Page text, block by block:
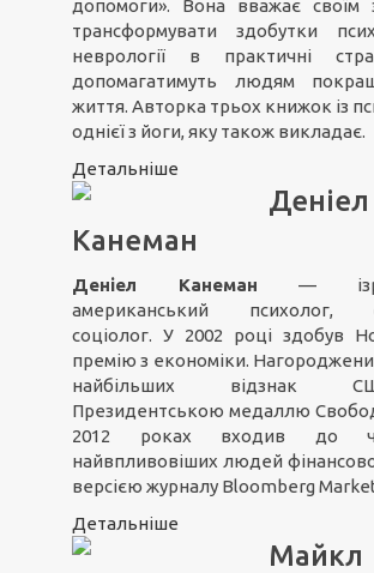
допомоги». Вона вважає своїм
трансформувати здобутки
неврології в практичні
допомагатимуть людям
життя. Авторка трьох книжок із
однієї з йоги, яку також викладає.
Детальніше
Деніел
Канеман
Деніел Канеман—
американський психолог,
соціолог. У 2002 році здобув
премію з економіки.
найбільших
Президентською медаллю
2012 роках входив до
найвпливовіших людей
версією журналу Bloomberg
Детальніше
Майкл